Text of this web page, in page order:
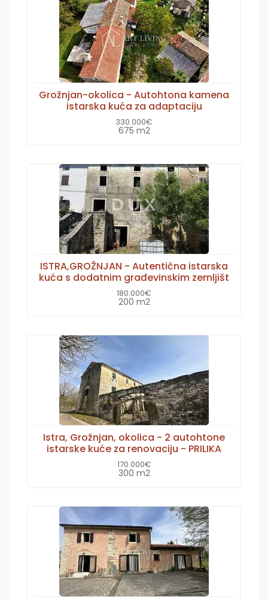
Grožnjan-okolica - Autohtona kamena
istarska kuća za adaptaciju
330.000€
675 m2
ISTRA,GROŽNJAN - Autentična istarska
kuća s dodatnim građevinskim zemljišt
180.000€
200 m2
Istra, Grožnjan, okolica - 2 autohtone
istarske kuće za renovaciju - PRILIKA
170.000€
300 m2